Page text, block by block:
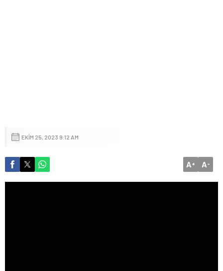
EKIM 25, 2023 9:12 AM
A+ A-